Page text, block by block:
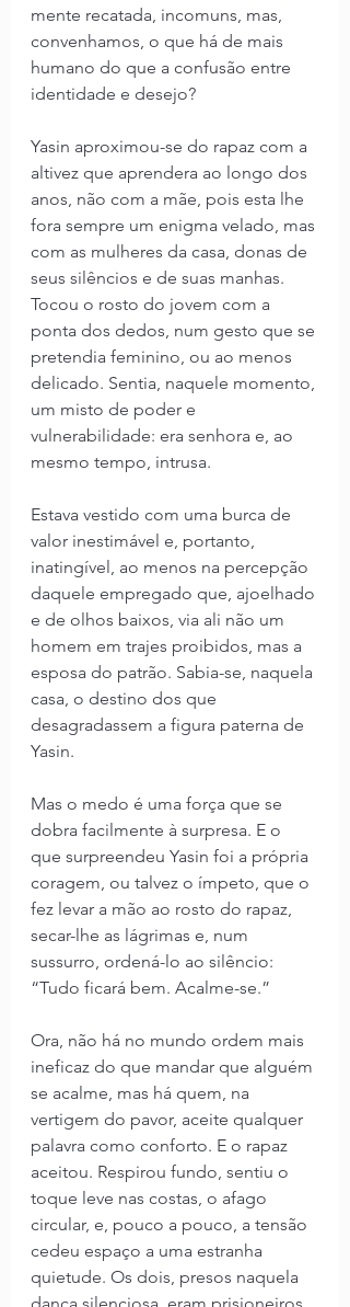
mente recatada, incomuns, mas,
convenhamos, o que há de mais
humano do que a confusão entre
identidade e desejo?
Yasin aproximou-se do rapaz com a
altivez que aprendera ao longo dos
anos, não com a mãe, pois esta lhe
fora sempre um enigma velado, mas
com as mulheres da casa, donas de
seus silêncios e de suas manhas.
Tocou o rosto do jovem com a
ponta dos dedos, num gesto que se
pretendia feminino, ou ao menos
delicado. Sentia, naquele momento,
um misto de poder e
vulnerabilidade: era senhora e, ao
mesmo tempo, intrusa.
Estava vestido com uma burca de
valor inestimável e, portanto,
inatingível, ao menos na percepção
daquele empregado que, ajoelhado
e de olhos baixos, via ali não um
homem em trajes proibidos, mas a
esposa do patrão. Sabia-se, naquela
casa, o destino dos que
desagradassem a figura paterna de
Yasin.
Mas o medo é uma força que se
dobra facilmente à surpresa. E o
que surpreendeu Yasin foi a própria
coragem, ou talvez o ímpeto, que o
fez levar a mão ao rosto do rapaz,
secar-lhe as lágrimas e, num
sussurro, ordená-lo ao silêncio:
“Tudo ficará bem. Acalme-se.”
Ora, não há no mundo ordem mais
ineficaz do que mandar que alguém
se acalme, mas há quem, na
vertigem do pavor, aceite qualquer
palavra como conforto. E o rapaz
aceitou. Respirou fundo, sentiu o
toque leve nas costas, o afago
circular, e, pouco a pouco, a tensão
cedeu espaço a uma estranha
quietude. Os dois, presos naquela